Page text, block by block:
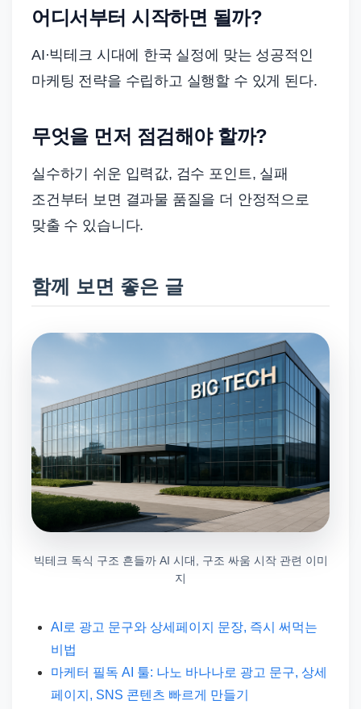
어디서부터 시작하면 될까?
AI·빅테크 시대에 한국 실정에 맞는 성공적인
마케팅 전략을 수립하고 실행할 수 있게 된다.
무엇을 먼저 점검해야 할까?
실수하기 쉬운 입력값, 검수 포인트, 실패
조건부터 보면 결과물 품질을 더 안정적으로
맞출 수 있습니다.
함께 보면 좋은 글
빅테크 독식 구조 흔들까 AI 시대, 구조 싸움 시작 관련 이미
지
AI로 광고 문구와 상세페이지 문장, 즉시 써먹는
비법
마케터 필독 AI 툴: 나노 바나나로 광고 문구, 상세
페이지, SNS 콘텐츠 빠르게 만들기